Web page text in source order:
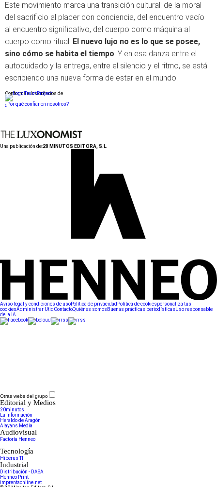
Este movimiento marca una transición cultural: de la moral
del sacrificio al placer con conciencia, del encuentro vacío
al encuentro significativo, del cuerpo como máquina al
cuerpo como ritual. El nuevo lujo no es lo que se posee,
sino cómo se habita el tiempo. Y en esa danza entre el
autocuidado y la entrega, entre el silencio y el ritmo, se está
escribiendo una nueva forma de estar en el mundo.
Conforme a los criterios de
¿Por qué confiar en nosotros?
Una publicación de:20 MINUTOS EDITORA, S.L.
Aviso legal y condiciones de usoPolítica de privacidad Política de cookiespersonaliza tus
cookiesAdministrar UtiqContactoQuiénes somos Buenas prácticas periodísticasUso responsable
de la IA
Otras webs del grupo
Editorial y Medios
20minutos
La Información
Heraldo de Aragón
Alayans Media
Audiovisual
Factoría Henneo
Tecnología
Hiberus TI
Industrial
Distribución - DASA
Henneo Print
imprentaonline.net